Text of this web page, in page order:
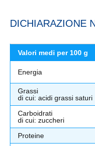
DICHIARAZIONE
Valori medi per 100 g
Energia
Grassi
di cui: acidi grassi saturi
Carboidrati
di cui: zuccheri
Proteine